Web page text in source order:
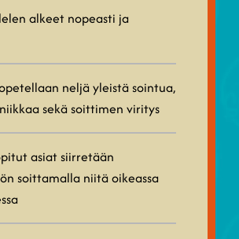
alkeet nopeasti ja
neljä yleistä sointua,
sekä soittimen viritys
asiat siirretään
soittamalla niitä oikeassa